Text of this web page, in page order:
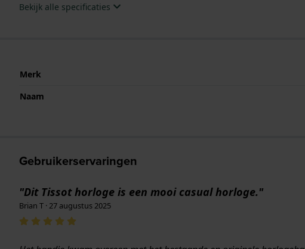
Bekijk alle specificaties
Merk
Naam
Gebruikerservaringen
"Dit Tissot horloge is een mooi casual horloge."
Brian T · 27 augustus 2025